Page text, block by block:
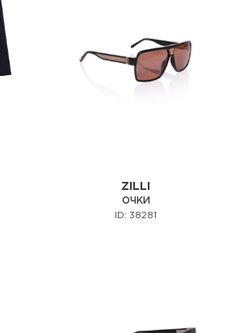
ZILLI
ОЧКИ
ID: 38281